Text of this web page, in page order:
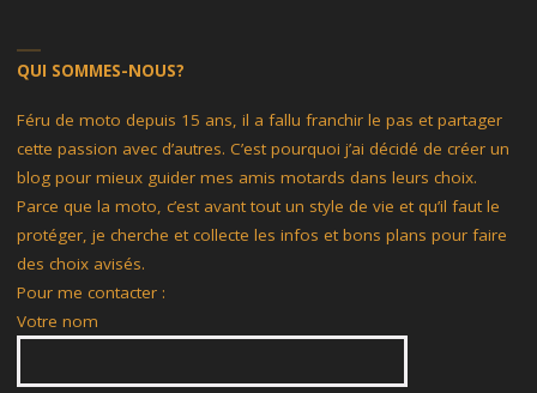
QUI SOMMES-NOUS?
Féru de moto depuis 15 ans, il a fallu franchir le pas et partager
cette passion avec d’autres. C’est pourquoi j’ai décidé de créer un
blog pour mieux guider mes amis motards dans leurs choix.
Parce que la moto, c’est avant tout un style de vie et qu’il faut le
protéger, je cherche et collecte les infos et bons plans pour faire
des choix avisés.
Pour me contacter :
Votre nom